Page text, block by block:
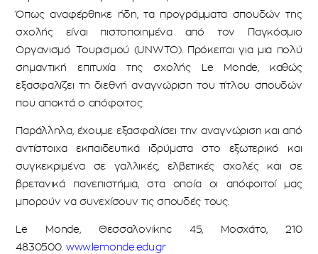
Όπως αναφέρθηκε ήδη, τα προγράμματα σπουδών της
σχολής είναι πιστοποιημένα από τον Παγκόσμιο
Οργανισμό Τουρισμού (UNWTO). Πρόκειται για μια πολύ
σημαντική επιτυχία της σχολής Le Monde, καθώς
εξασφαλίζει τη διεθνή αναγνώριση του τίτλου σπουδών
που αποκτά ο απόφοιτος.
Παράλληλα, έχουμε εξασφαλίσει την αναγνώριση και από
αντίστοιχα εκπαιδευτικά ιδρύματα στο εξωτερικό και
συγκεκριμένα σε γαλλικές, ελβετικές σχολές και σε
βρετανικά πανεπιστήμια, στα οποία οι απόφοιτοί μας
μπορούν να συνεχίσουν τις σπουδές τους.
Le Monde, Θεσσαλονίκηc 45, Μοσχάτο, 210
4830500. www.lemonde.edu.gr